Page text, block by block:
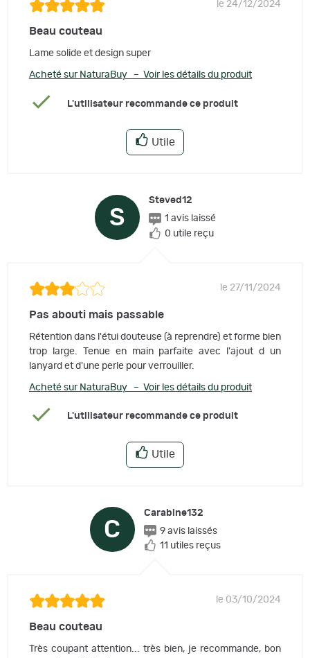
le 24/12/2024
Beau couteau
Lame solide et design super
Acheté sur NaturaBuy – Voir les détails du produit
L'utilisateur recommande ce produit
Utile
S
Steved12
1 avis laissé
0 utile reçu
le 27/11/2024
Pas abouti mais passable
Rétention dans l'étui douteuse (à reprendre) et forme bien
trop large. Tenue en main parfaite avec l'ajout d un
lanyard et d'une perle pour verrouiller.
Acheté sur NaturaBuy – Voir les détails du produit
L'utilisateur recommande ce produit
Utile
C
Carabine132
9 avis laissés
11 utiles reçus
le 03/10/2024
Beau couteau
Très coupant attention... très bien, je recommande, bon